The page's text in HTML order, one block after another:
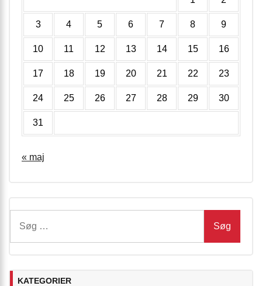
3 4 5 6 7 8 9
10 11 12 13 14 15 16
17 18 19 20 21 22 23
24 25 26 27 28 29 30
31
« maj
efter:
KATEGORIER